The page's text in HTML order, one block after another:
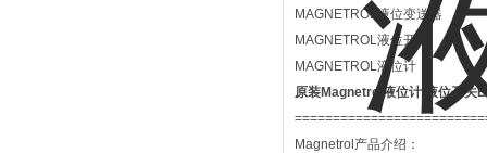
MAGNETROL液位变送器
MAGNETROL液位开关
MAGNETROL液位计
原装Magnetrol液位计 液位开关
Magnetrol产品介绍：